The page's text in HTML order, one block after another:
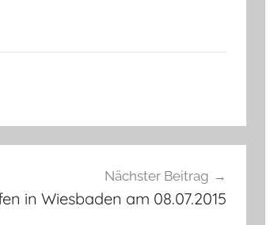
Nächster Beitrag
in Wiesbaden am 08.07.2015